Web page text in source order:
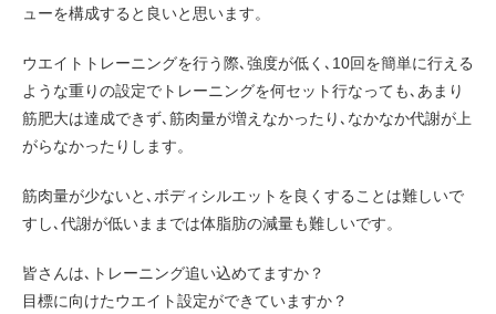
ューを構成すると良いと思います。
ウエイトトレーニングを行う際､強度が低く､10回を簡単に行える
ような重りの設定でトレーニングを何セット行なっても､あまり
筋肥大は達成できず､筋肉量が増えなかったり､なかなか代謝が上
がらなかったりします。
筋肉量が少ないと､ボディシルエットを良くすることは難しいで
すし､代謝が低いままでは体脂肪の減量も難しいです。
皆さんは､トレーニング追い込めてますか？
目標に向けたウエイト設定ができていますか？